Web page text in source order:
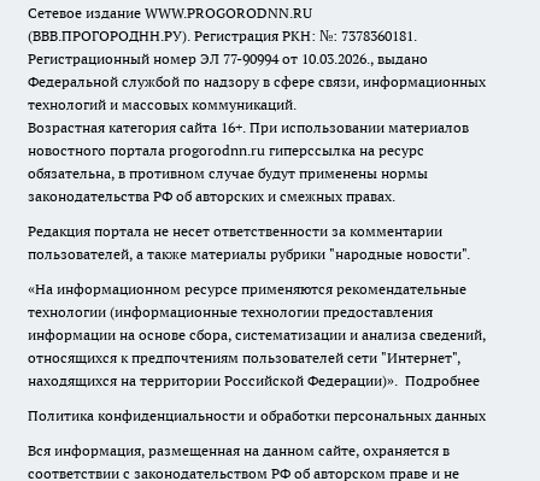
Сетевое издание WWW.PROGORODNN.RU
(ВВВ.ПРОГОРОДНН.РУ). Регистрация РКН: №: 7378360181.
Регистрационный номер ЭЛ 77-90994 от 10.03.2026., выдано
Федеральной службой по надзору в сфере связи, информационных
технологий и массовых коммуникаций.
Возрастная категория сайта 16+. При использовании материалов
новостного портала progorodnn.ru гиперссылка на ресурс
обязательна, в противном случае будут применены нормы
законодательства РФ об авторских и смежных правах.
Редакция портала не несет ответственности за комментарии
пользователей, а также материалы рубрики "народные новости".
«На информационном ресурсе применяются рекомендательные
технологии (информационные технологии предоставления
информации на основе сбора, систематизации и анализа сведений,
относящихся к предпочтениям пользователей сети "Интернет",
находящихся на территории Российской Федерации)». Подробнее
Политика конфиденциальности и обработки персональных данных
Вся информация, размещенная на данном сайте, охраняется в
соответствии с законодательством РФ об авторском праве и не